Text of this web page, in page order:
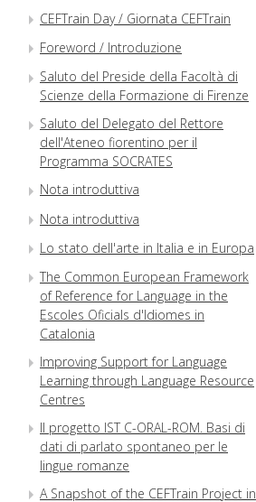
CEFTrain Day / Giornata CEFTrain
Foreword / Introduzione
Saluto del Preside della Facoltà di
Scienze della Formazione di Firenze
Saluto del Delegato del Rettore
dell'Ateneo fiorentino per il
Programma SOCRATES
Nota introduttiva
Nota introduttiva
Lo stato dell'arte in Italia e in Europa
The Common European Framework
of Reference for Language in the
Escoles Oficials d'Idiomes in
Catalonia
Improving Support for Language
Learning through Language Resource
Centres
Il progetto IST C-ORAL-ROM. Basi di
dati di parlato spontaneo per le
lingue romanze
A Snapshot of the CEFTrain Project in